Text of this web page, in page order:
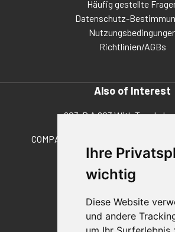
Ihre
wichtig
Diese Website
und andere
Häufig gestellte
Datenschutz-
Richtlinien/AGBs
Also of Interest
603-R A 603 With Toggle
COMPACT, STRAIGHT LINE ACTION
603
© 2026 DESTACO,
eine Stabilus-